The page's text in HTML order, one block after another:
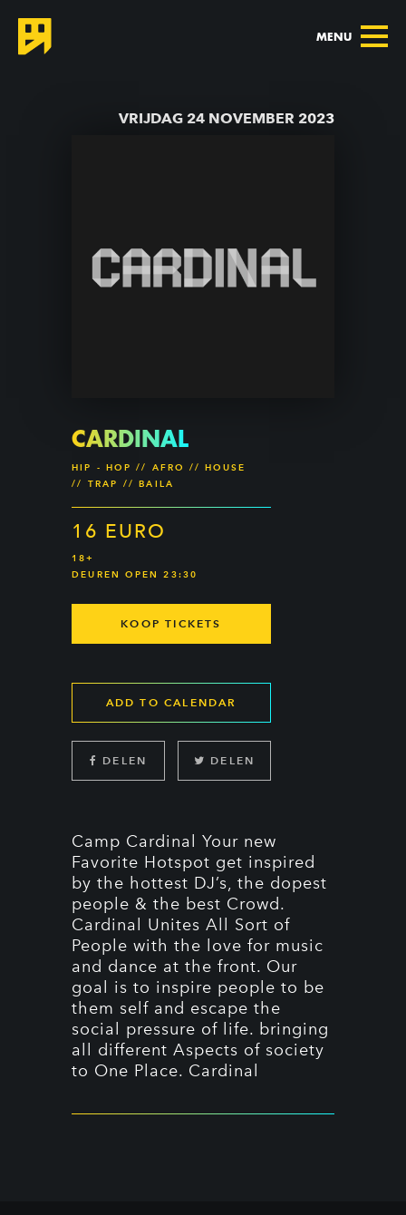
MENU
VRIJDAG 24 NOVEMBER 2023
CARDINAL
HIP - HOP // AFRO // HOUSE
// TRAP // BAILA
16 EURO
18+
DEUREN OPEN 23:30
KOOP TICKETS
ADD TO CALENDAR
DELEN DELEN
Camp Cardinal Your new
Favorite Hotspot get inspired
by the hottest DJ’s, the dopest
people & the best Crowd.
Cardinal Unites All Sort of
People with the love for music
and dance at the front. Our
goal is to inspire people to be
them self and escape the
social pressure of life. bringing
all different Aspects of society
to One Place. Cardinal